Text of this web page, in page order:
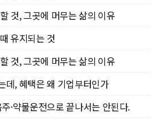
것, 그곳에 머무는 삶의 이유
유지되는 것
것, 그곳에 머무는 삶의 이유
데, 혜택은 왜 기업부터인가
·약물운전으로 끝나서는 안된다.